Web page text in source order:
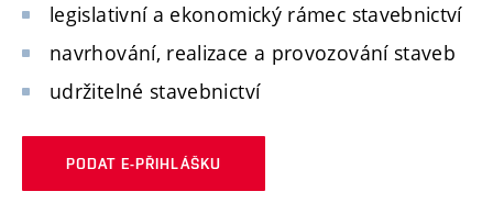
legislativní a ekonomický rámec stavebnictví
navrhování, realizace a provozování staveb
udržitelné stavebnictví
PODAT E-PŘIHLÁŠKU